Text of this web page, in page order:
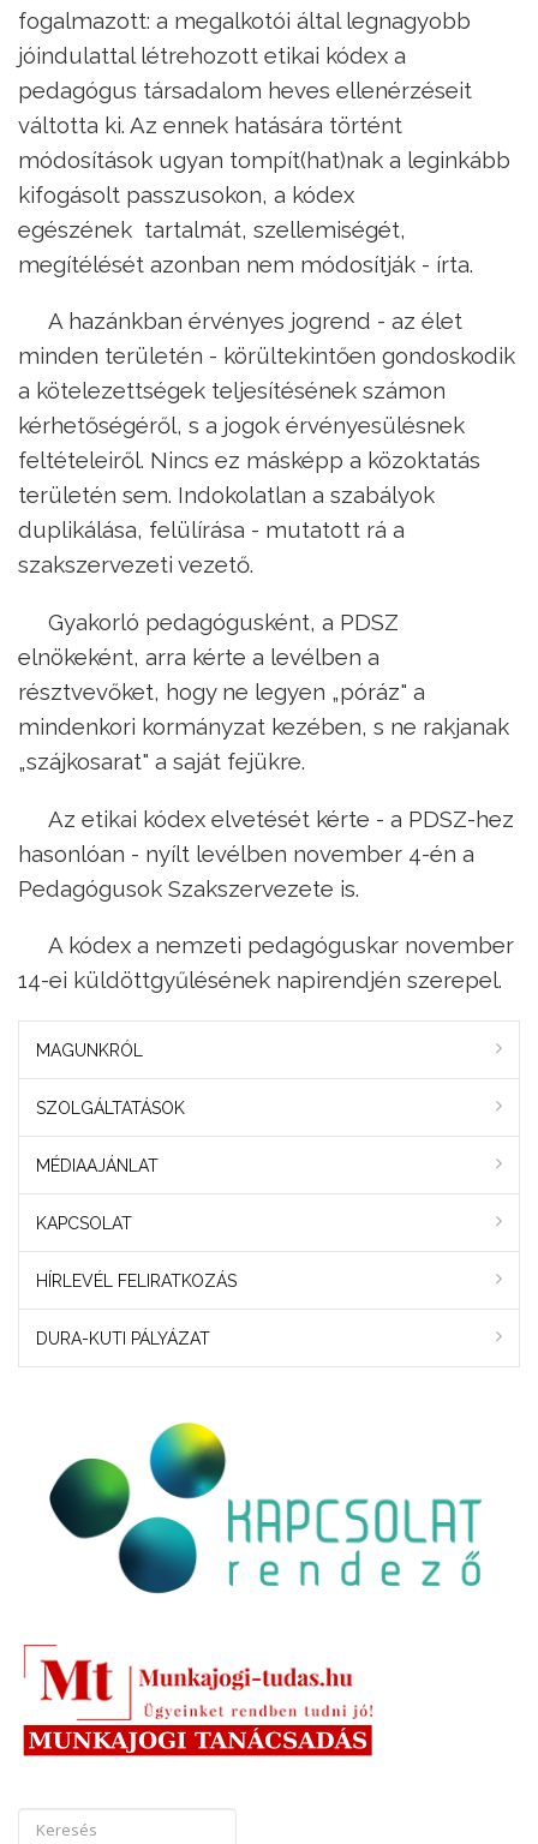
fogalmazott: a megalkotói által legnagyobb
jóindulattal létrehozott etikai kódex a
pedagógus társadalom heves ellenérzéseit
váltotta ki. Az ennek hatására történt
módosítások ugyan tompít(hat)nak a leginkább
kifogásolt passzusokon, a kódex
egészének tartalmát, szellemiségét,
megítélését azonban nem módosítják - írta.
A hazánkban érvényes jogrend - az élet
minden területén - körültekintően gondoskodik
a kötelezettségek teljesítésének számon
kérhetőségéről, s a jogok érvényesülésnek
feltételeiről. Nincs ez másképp a közoktatás
területén sem. Indokolatlan a szabályok
duplikálása, felülírása - mutatott rá a
szakszervezeti vezető.
Gyakorló pedagógusként, a PDSZ
elnökeként, arra kérte a levélben a
résztvevőket, hogy ne legyen „póráz" a
mindenkori kormányzat kezében, s ne rakjanak
„szájkosarat" a saját fejükre.
Az etikai kódex elvetését kérte - a PDSZ-hez
hasonlóan - nyílt levélben november 4-én a
Pedagógusok Szakszervezete is.
A kódex a nemzeti pedagóguskar november
14-ei küldöttgyűlésének napirendjén szerepel.
MAGUNKRÓL
SZOLGÁLTATÁSOK
MÉDIAAJÁNLAT
KAPCSOLAT
HÍRLEVÉL FELIRATKOZÁS
DURA-KUTI PÁLYÁZAT